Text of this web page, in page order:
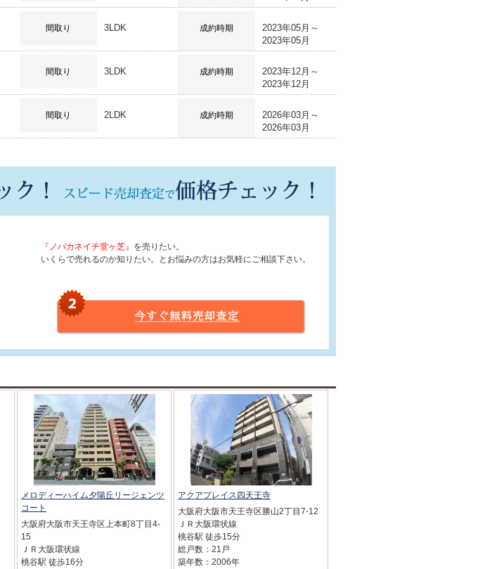
間取り 3LDK 成約時期
2023年05月～
2023年05月
間取り 3LDK 成約時期
2023年12月～
2023年12月
間取り 2LDK 成約時期
2026年03月～
2026年03月
『ノバカネイチ堂ヶ芝』 を売りたい。
いくらで売れるのか知りたい。とお悩みの方はお気軽にご相談下さい。
メロディーハイム夕陽丘リージェンツ
コート
大阪府大阪市天王寺区上本町8丁目4-
15
ＪＲ大阪環状線
桃谷駅 徒歩16分
アクアプレイス四天王寺
大阪府大阪市天王寺区勝山2丁目7-12
ＪＲ大阪環状線
桃谷駅 徒歩15分
総戸数：21戸
築年数：2006年